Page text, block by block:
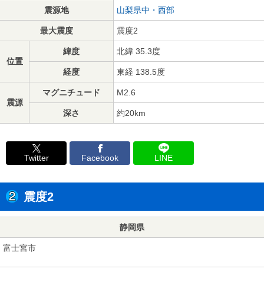
震源地 山梨県中・西部
最大震度 震度2
位置
緯度 北緯 35.3度
経度 東経 138.5度
震源
マグニチュード M2.6
深さ 約20km
Twitter Facebook LINE
震度2
静岡県
富士宮市